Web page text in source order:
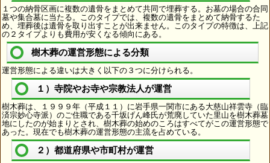
１つの納骨区画に複数の遺骨をまとめて共同で埋葬する。お墓の場合の合同
墓や集合墓に当たる。このタイプでは、複数の遺骨をまとめて納骨するた
め、埋葬後は遺骨を取り出すことが出来ません。このタイプの特徴は、上記
の２タイプよりも費用が安くなる傾向にある。
樹木葬の運営形態による分類
運営形態による違いは大きく以下の３つに分けられる。
１）寺院やお寺や宗教法人が運営
樹木葬は、１９９９年（平成１１）に岩手県一関市にある大慈山祥雲寺（臨
済宗妙心寺派）のご住職である千坂げん峰氏が荒廃していた里山を樹木葬墓
地にしたのが始まりとされ、樹木葬の始めのころはすべてがこの運営形態で
あった。現在でも樹木葬の運営形態の主流を占めている。
２）都道府県や市町村が運営